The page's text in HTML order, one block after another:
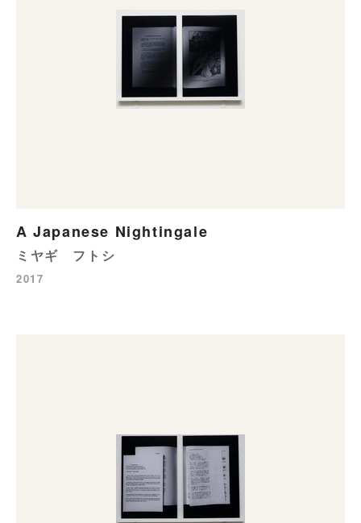
A Japanese Nightingale
ミヤギ フトシ
2017